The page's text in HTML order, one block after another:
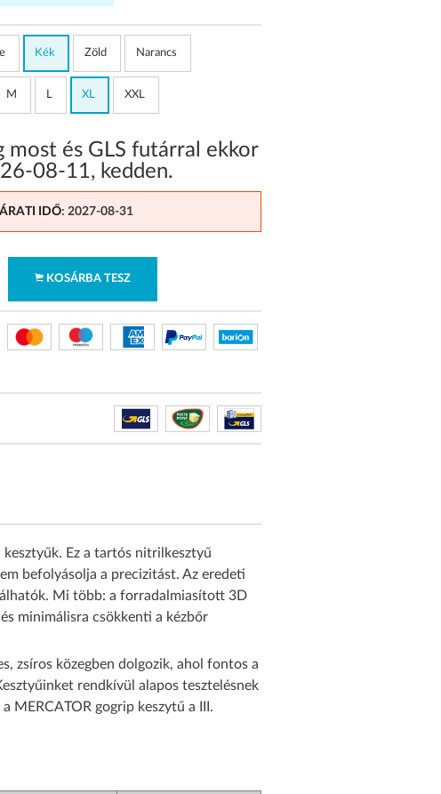
Kék Zöld Narancs
M L XL XXL
most és GLS futárral ekkor
08-11, kedden.
IDŐ: 2027-08-31
KOSÁRBA TESZ
Ez a tartós nitrilkesztyű
befolyásolja a precizitást. Az eredeti
Mi több: a forradalmiasított 3D
minimálisra csökkenti a kézbőr
zsíros közegben dolgozik, ahol fontos a
rendkívül alapos tesztelésnek
MERCATOR gogrip keszytű a III.